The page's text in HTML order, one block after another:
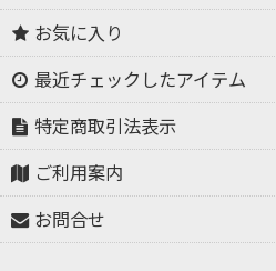
お気に入り
最近チェックしたアイテム
特定商取引法表示
ご利用案内
お問合せ